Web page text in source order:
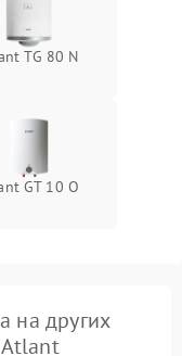
TG 80 N
GT 10 O
на других
Atlant